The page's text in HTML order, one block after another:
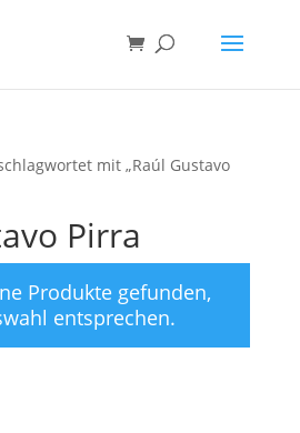
mit „Raúl Gustavo
Pirra
Produkte gefunden,
entsprechen.